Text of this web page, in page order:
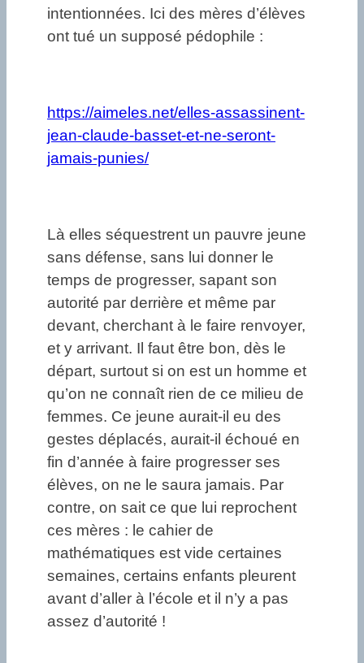
intentionnées. Ici des mères d’élèves
ont tué un supposé pédophile :
https://aimeles.net/elles-assassinent-
jean-claude-basset-et-ne-seront-
jamais-punies/
Là elles séquestrent un pauvre jeune
sans défense, sans lui donner le
temps de progresser, sapant son
autorité par derrière et même par
devant, cherchant à le faire renvoyer,
et y arrivant. Il faut être bon, dès le
départ, surtout si on est un homme et
qu’on ne connaît rien de ce milieu de
femmes. Ce jeune aurait-il eu des
gestes déplacés, aurait-il échoué en
fin d’année à faire progresser ses
élèves, on ne le saura jamais. Par
contre, on sait ce que lui reprochent
ces mères : le cahier de
mathématiques est vide certaines
semaines, certains enfants pleurent
avant d’aller à l’école et il n’y a pas
assez d’autorité !